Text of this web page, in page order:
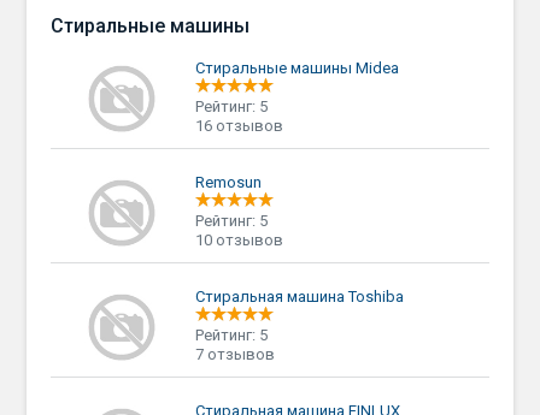
Стиральные машины
Стиральные машины Midea
Рейтинг: 5
16 отзывов
Remosun
Рейтинг: 5
10 отзывов
Стиральная машина Toshiba
Рейтинг: 5
7 отзывов
Стиральная машина FINLUX